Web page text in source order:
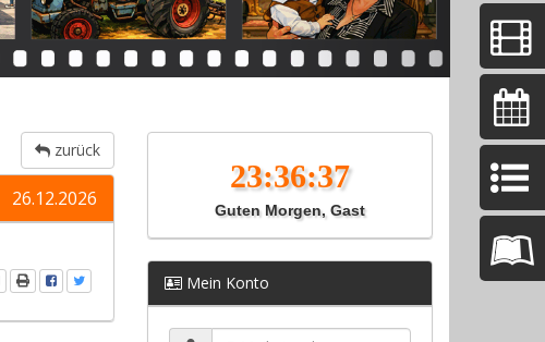
zurück
26.12.2026 Guten Morgen, Gast
Mein Konto